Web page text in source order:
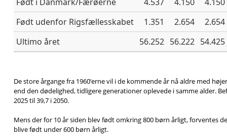
Født udenfor Rigsfællesskabet
1.351 2.654
2.654
Ultimo året
56.252 56.222 54.425
De store årgange fra 1960’erne vil i de kommende år nå aldre med
end den dødelighed, tidligere generationer oplevede i samme alder.
2025 til 39,7 i 2050.
Mens der for 10 år siden blev født omkring 800 børn årligt, forventes
blive født under 600 børn årligt.